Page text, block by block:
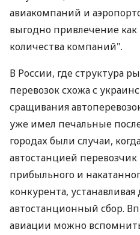
авиакомпаний и
выгодно привлечение
количества компаний".
В России, где структура
перевозок схожа с
сращивания
уже имел печальные
городах были случаи,
автостанцией
прибыльного и
конкурента,
автостанционный сбор.
авиации можно